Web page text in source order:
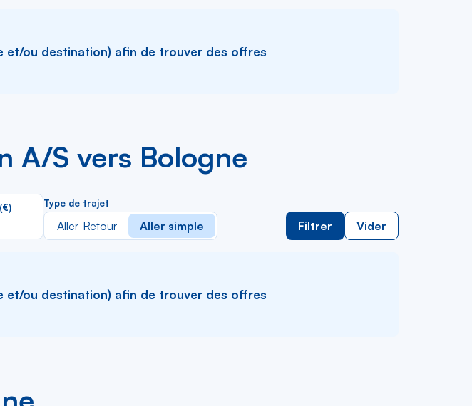
et/ou destination) afin de trouver des offres
A/S vers Bologne
Type de trajet
Aller-Retour Aller simple Filtrer Vider
et/ou destination) afin de trouver des offres